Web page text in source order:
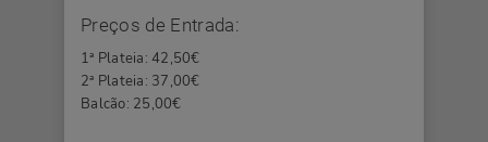
Preços de Entrada:
1ª Plateia: 42,50€
2ª Plateia: 37,00€
Balcão: 25,00€